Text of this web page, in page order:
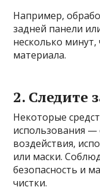
Например,
задней панели
несколько
материала.
2. Следите
Некоторые
использования
воздействия,
или маски.
безопасность и
чистки.